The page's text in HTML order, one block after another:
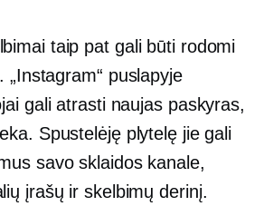
taip pat gali būti rodomi
„Instagram“ puslapyje
gali atrasti naujas paskyras,
Spustelėję plytelę jie gali
savo sklaidos kanale,
įrašų ir skelbimų derinį.